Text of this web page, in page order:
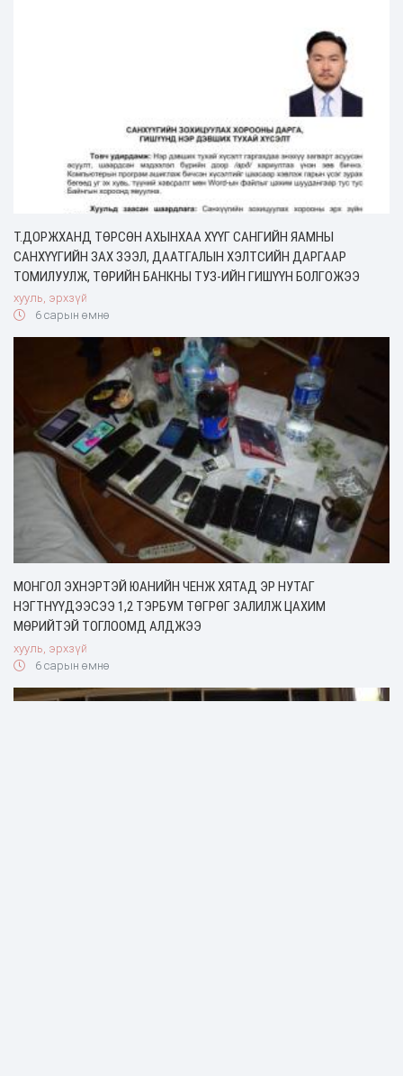
Т.ДОРЖХАНД ТӨРСӨН АХЫНХАА ХҮҮГ САНГИЙН ЯАМНЫ
САНХҮҮГИЙН ЗАХ ЗЭЭЛ, ДААТГАЛЫН ХЭЛТСИЙН ДАРГААР
ТОМИЛУУЛЖ, ТӨРИЙН БАНКНЫ ТУЗ-ИЙН ГИШҮҮН БОЛГОЖЭЭ
хууль, эрхзүй
6 сарын өмнө
МОНГОЛ ЭХНЭРТЭЙ ЮАНИЙН ЧЕНЖ ХЯТАД ЭР НУТАГ
НЭГТНҮҮДЭЭСЭЭ 1,2 ТЭРБУМ ТӨГРӨГ ЗАЛИЛЖ ЦАХИМ
МӨРИЙТЭЙ ТОГЛООМД АЛДЖЭЭ
хууль, эрхзүй
6 сарын өмнө